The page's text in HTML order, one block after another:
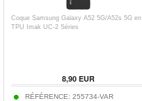
Coque Samsung Galaxy A52 5G/A52s 5G en
TPU Imak UC-2 Séries
8,90EUR
RÉFÉRENCE: 255734-VAR